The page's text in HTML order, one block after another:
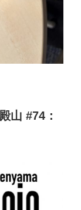
山 #74：